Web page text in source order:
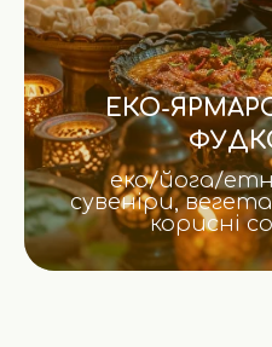
ЕКО-
еко/йога/
сувеніри,
корисні